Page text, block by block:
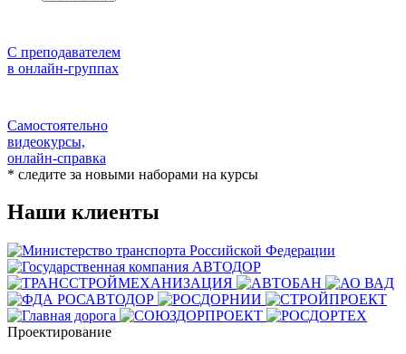
С преподавателем
в онлайн-группах
Самостоятельно
видеокурсы,
онлайн-справка
* следите за новыми наборами на курсы
Наши клиенты
Проектирование